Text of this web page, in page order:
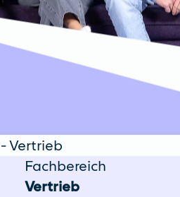
Vertrieb
Fachbereich
Vertrieb